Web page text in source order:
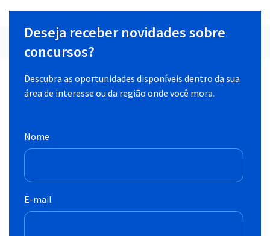
Deseja receber novidades sobre
concursos?
Descubra as oportunidades disponíveis dentro da sua
área de interesse ou da região onde você mora.
Nome
E-mail